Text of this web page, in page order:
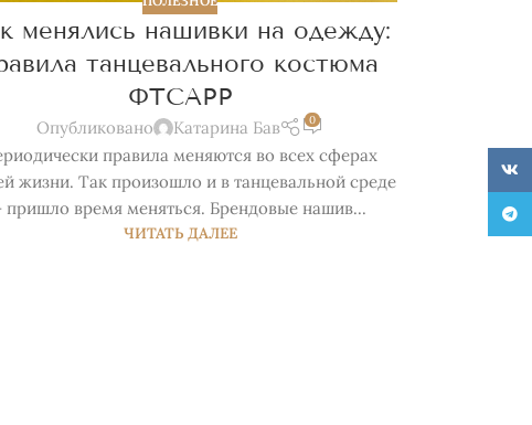
менялись нашивки на одежду:
танцевального костюма
ФТСАРР
Опубликовано Катарина Бав 0
правила меняются во всех сферах
жизни. Так произошло и в танцевальной среде
пришло время меняться. Брендовые нашив...
ЧИТАТЬ ДАЛЕЕ
VK